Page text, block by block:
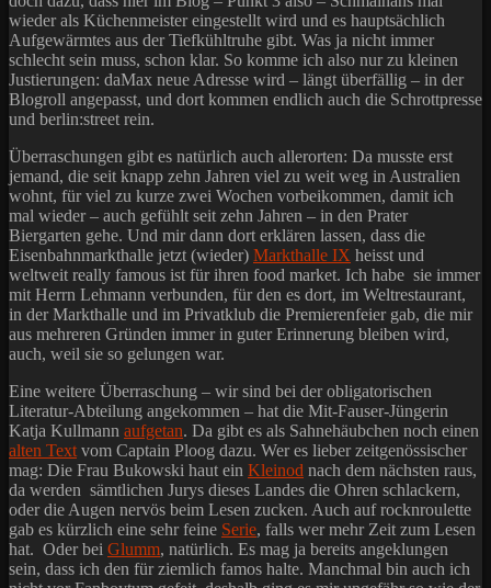
wieder als Küchenmeister eingestellt wird und es hauptsächlich
Aufgewärmtes aus der Tiefkühltruhe gibt. Was ja nicht immer
schlecht sein muss, schon klar. So komme ich also nur zu kleinen
Justierungen: daMax neue Adresse wird – längt überfällig – in der
Blogroll angepasst, und dort kommen endlich auch die Schrottpresse
und berlin:street rein.
Überraschungen gibt es natürlich auch allerorten: Da musste erst
jemand, die seit knapp zehn Jahren viel zu weit weg in Australien
wohnt, für viel zu kurze zwei Wochen vorbeikommen, damit ich
mal wieder – auch gefühlt seit zehn Jahren – in den Prater
Biergarten gehe. Und mir dann dort erklären lassen, dass die
Eisenbahnmarkthalle jetzt (wieder) Markthalle IX heisst und
weltweit really famous ist für ihren food market. Ich habe sie immer
mit Herrn Lehmann verbunden, für den es dort, im Weltrestaurant,
in der Markthalle und im Privatklub die Premierenfeier gab, die mir
aus mehreren Gründen immer in guter Erinnerung bleiben wird,
auch, weil sie so gelungen war.
Eine weitere Überraschung – wir sind bei der obligatorischen
Literatur-Abteilung angekommen – hat die Mit-Fauser-Jüngerin
Katja Kullmann aufgetan. Da gibt es als Sahnehäubchen noch einen
alten Text vom Captain Ploog dazu. Wer es lieber zeitgenössischer
mag: Die Frau Bukowski haut ein Kleinod nach dem nächsten raus,
da werden sämtlichen Jurys dieses Landes die Ohren schlackern,
oder die Augen nervös beim Lesen zucken. Auch auf rocknroulette
gab es kürzlich eine sehr feine Serie, falls wer mehr Zeit zum Lesen
hat. Oder bei Glumm, natürlich. Es mag ja bereits angeklungen
sein, dass ich den für ziemlich famos halte. Manchmal bin auch ich